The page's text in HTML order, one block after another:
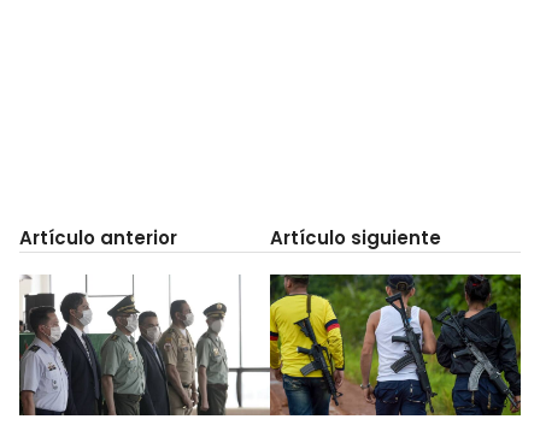
Artículo anterior Artículo siguiente